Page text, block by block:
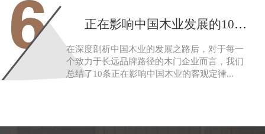
6 正在影响中国木业发展的10大定律
在深度剖析中国木业的发展之路后，对于每一
个致力于长远品牌路径的木门企业而言，我们
总结了10条正在影响中国木业的客观定律...